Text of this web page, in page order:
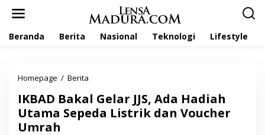
Beranda Berita Nasional Teknologi Lifestyle
Homepage / Berita
A
D
IKBAD Bakal Gelar JJS, Ada Hadiah
Utama Sepeda Listrik dan Voucher
Umrah